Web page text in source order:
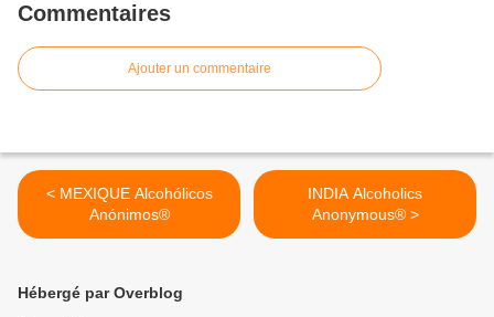
Commentaires
Ajouter un commentaire
< MEXIQUE Alcohólicos
Anónimos®
INDIA Alcoholics
Anonymous® >
Hébergé par Overblog